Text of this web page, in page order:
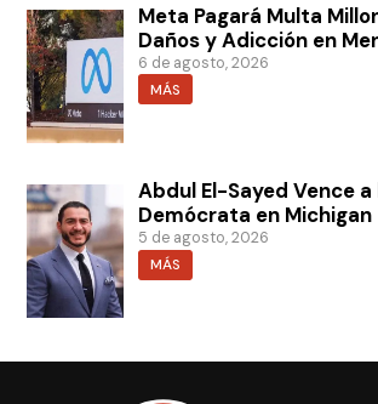
Meta Pagará Multa
Daños y Adicción en
6 de agosto, 2026
MÁS
Abdul El-Sayed Vence a
Demócrata en Michigan
5 de agosto, 2026
MÁS